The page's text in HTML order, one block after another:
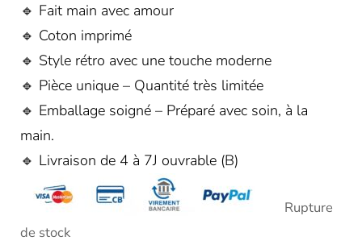
🔹 Fait main avec amour
🔹 Coton imprimé
🔹 Style rétro avec une touche moderne
🔹 Pièce unique – Quantité très limitée
🔹 Emballage soigné – Préparé avec soin, à la
main.
🔹 Livraison de 4 à 7J ouvrable (B)
Rupture
de stock